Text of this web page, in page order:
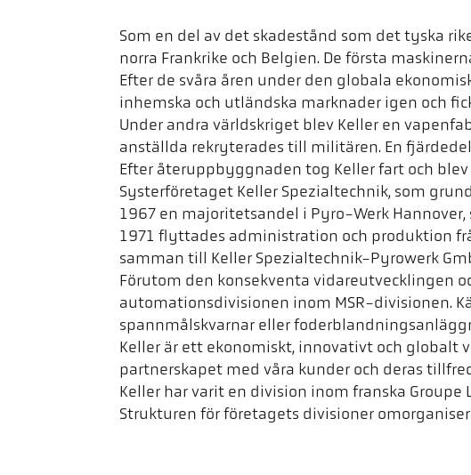
Som en del av det skadestånd som det tyska
norra Frankrike och Belgien. De första
Efter de svåra åren under den globala
inhemska och utländska marknader igen och
Under andra världskriget blev Keller en
anställda rekryterades till militären. En
Efter återuppbyggnaden tog Keller fart och
Systerföretaget Keller Spezialtechnik, som
1967 en majoritetsandel i Pyro-Werk
1971 flyttades administration och produktion
samman till Keller Spezialtechnik-Pyrowerk
Förutom den konsekventa vidareutvecklingen
automationsdivisionen inom MSR-divisionen.
spannmålskvarnar eller
Keller är ett ekonomiskt, innovativt och globalt
partnerskapet med våra kunder och deras
Keller har varit en division inom franska Groupe
Strukturen för företagets divisioner